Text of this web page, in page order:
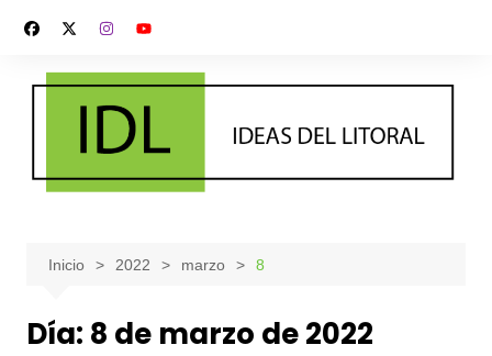
contenido
Inicio 2022 marzo 8
Día: 8 de marzo de 2022